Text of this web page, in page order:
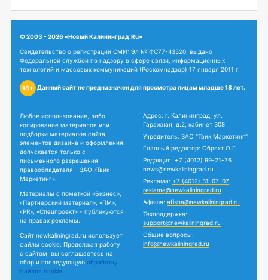
© 2003 - 2026 «Новый Калининград.Ru»
Свидетельство о регистрации СМИ: Эл № ФС77-43520, выдано
Федеральной службой по надзору в сфере связи, информационных
технологий и массовых коммуникаций (Роскомнадзор) 17 января 2011 г.
18+ Данный сайт не предназначен для просмотра лицам младше 18 лет.
Любое использование, либо
копирование материалов или
подборки материалов сайта,
элементов дизайна и оформления
допускается только с
письменного разрешения
правообладателя - ЗАО «Твик
Маркетинг».
Материалы с пометкой «Бизнес»,
«Партнерский материал», «ПМ»,
«PR», «Спецпроект» - публикуются
на правах рекламы.
Сайт newkaliningrad.ru использует
файлы cookie. Продолжая работу
с сайтом, вы соглашаетесь на
сбор и последующую обработку
файлов cookie.
Адрес: г. Калининград, ул.
Гаражная, д.2, кабинет 308
Учредитель: ЗАО "Твик Маркетинг"
Главный редактор: Обрехт О.Г.
Редакция: +7 (4012) 99-21-76
news@newkaliningrad.ru
Реклама: +7 (4012) 31-07-07
reklama@newkaliningrad.ru
Афиша: afisha@newkaliningrad.ru
Техподдержка:
support@newkaliningrad.ru
Общие вопросы:
info@newkaliningrad.ru